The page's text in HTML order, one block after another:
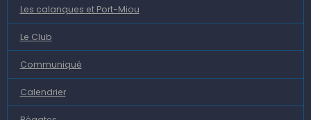
Les calanques et Port-Miou
Le Club
Communiqué
Calendrier